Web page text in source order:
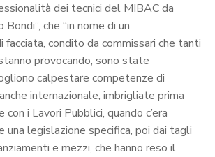
dei tecnici del MIBAC da
che “in nome di un
facciata, condito da commissari che tanti
provocando, sono state
calpestare competenze di
internazionale, imbrigliate prima
con i Lavori Pubblici, quando c’era
una legislazione specifica, poi dai tagli
e mezzi, che hanno reso il